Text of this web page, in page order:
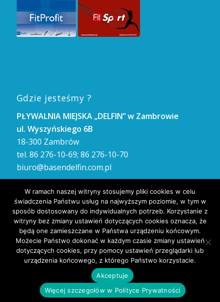
Gdzie jesteśmy ?
PŁYWALNIA MIEJSKA „DELFIN” w Zambrowie
ul. Wyszyńskiego 6B
18-300 Zambrów
tel. 86 276-10-69; 86 276-10-70
biuro@basendelfin.com.pl
GODZINY OTWARCIA
Poniedziałek – Piątek: 8.00 – 21.00
Sobota i Niedziela: 8.00 – 21.00
2017 © Copyright - :: Pływalnia Miejska DELFIN - Zambrów :: Projekt i
wykonaniearcyNET.pl
W ramach naszej witryny stosujemy pliki cookies w celu
świadczenia Państwu usług na najwyższym poziomie, w tym w
sposób dostosowany do indywidualnych potrzeb. Korzystanie z
witryny bez zmiany ustawień dotyczących cookies oznacza, że
będą one zamieszczane w Państwa urządzeniu końcowym.
Możecie Państwo dokonać w każdym czasie zmiany ustawień
dotyczących cookies, przy pomocy ustawień przeglądarki lub
urządzenia końcowego, z którego Państwo korzystacie.
Akceptuje
Więcej szczegołów w Polityce Prywatności